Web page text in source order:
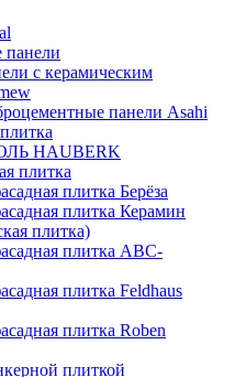
панели
с керамическим
панели Asahi
HAUBERK
плитка
плитка Берёза
плитка Керамин
плитка)
плитка ABC-
плитка Feldhaus
плитка Roben
плиткой